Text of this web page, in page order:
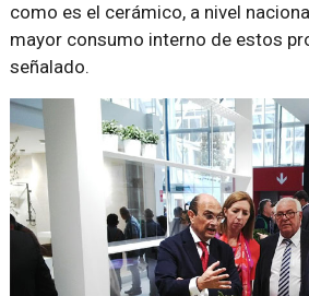
como es el cerámico, a nivel
mayor consumo interno de estos
señalado.